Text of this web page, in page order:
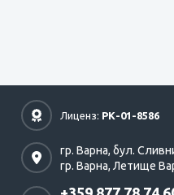
Лиценз: РК-01-8586
гр. Варна, бул.
гр. Варна, Летище